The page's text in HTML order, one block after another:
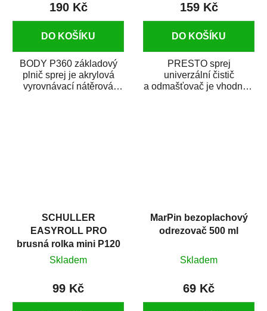
190 Kč
DO KOŠÍKU
BODY P360 základový
plnič sprej je akrylová
vyrovnávací nátěrová
159 Kč
DO KOŠÍKU
PRESTO sprej
univerzální čistič
a odmašťovač je vhodný k
SCHULLER
EASYROLL PRO
brusná rolka mini P120
Skladem
99 Kč
MarPin bezoplachový
odrezovač 500 ml
Skladem
69 Kč